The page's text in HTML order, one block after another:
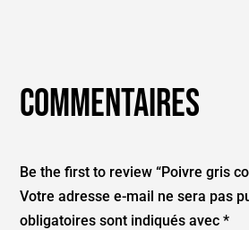
Commentaires
Be the first to review “Poivre gris
Votre adresse e-mail ne sera pas
obligatoires sont indiqués avec*